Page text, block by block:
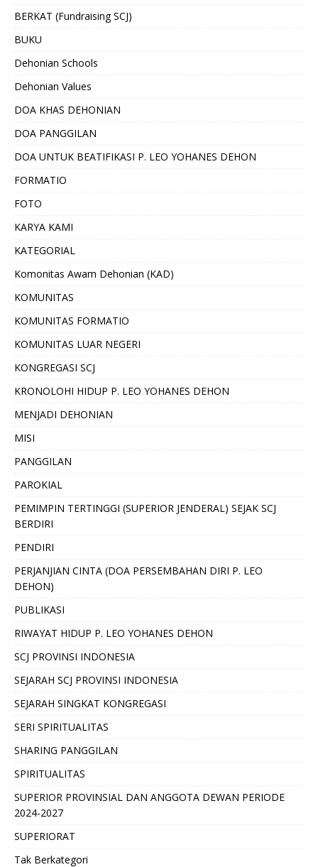
BERKAT (Fundraising SCJ)
BUKU
Dehonian Schools
Dehonian Values
DOA KHAS DEHONIAN
DOA PANGGILAN
DOA UNTUK BEATIFIKASI P. LEO YOHANES DEHON
FORMATIO
FOTO
KARYA KAMI
KATEGORIAL
Komonitas Awam Dehonian (KAD)
KOMUNITAS
KOMUNITAS FORMATIO
KOMUNITAS LUAR NEGERI
KONGREGASI SCJ
KRONOLOHI HIDUP P. LEO YOHANES DEHON
MENJADI DEHONIAN
MISI
PANGGILAN
PAROKIAL
PEMIMPIN TERTINGGI (SUPERIOR JENDERAL) SEJAK SCJ
BERDIRI
PENDIRI
PERJANJIAN CINTA (DOA PERSEMBAHAN DIRI P. LEO
DEHON)
PUBLIKASI
RIWAYAT HIDUP P. LEO YOHANES DEHON
SCJ PROVINSI INDONESIA
SEJARAH SCJ PROVINSI INDONESIA
SEJARAH SINGKAT KONGREGASI
SERI SPIRITUALITAS
SHARING PANGGILAN
SPIRITUALITAS
SUPERIOR PROVINSIAL DAN ANGGOTA DEWAN PERIODE
2024-2027
SUPERIORAT
Tak Berkategori